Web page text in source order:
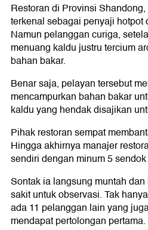
Restoran di Provinsi
terkenal sebagai penyaji hotpot
Namun pelanggan curiga,
menuang kaldu justru tercium
bahan bakar.
Benar saja, pelayan tersebut
mencampurkan bahan bakar
kaldu yang hendak disajikan
Pihak restoran sempat
Hingga akhirnya manajer
sendiri dengan minum 5
Sontak ia langsung muntah
sakit untuk observasi. Tak
ada 11 pelanggan lain yang
mendapat pertolongan pertama.